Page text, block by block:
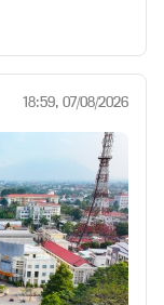
18:59, 07/08/2026